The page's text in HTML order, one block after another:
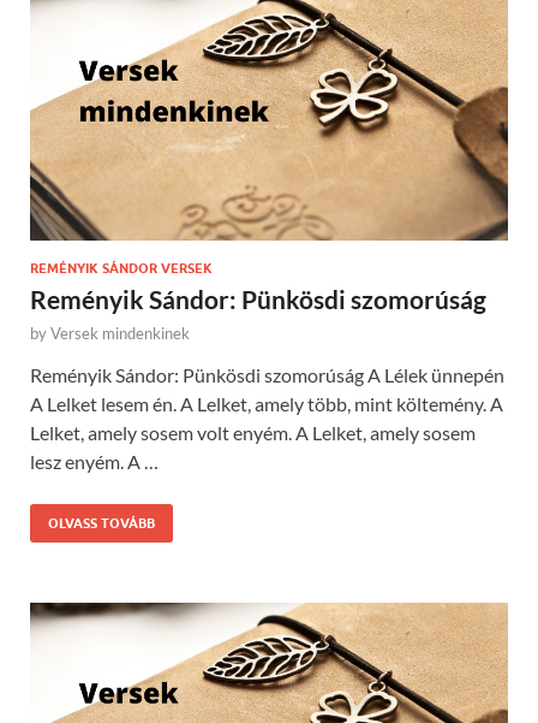
REMÉNYIK SÁNDOR VERSEK
Reményik Sándor: Pünkösdi szomorúság
byVersek mindenkinek
Reményik Sándor: Pünkösdi szomorúság A Lélek ünnepén
A Lelket lesem én. A Lelket, amely több, mint költemény. A
Lelket, amely sosem volt enyém. A Lelket, amely sosem
lesz enyém. A …
OLVASS TOVÁBB